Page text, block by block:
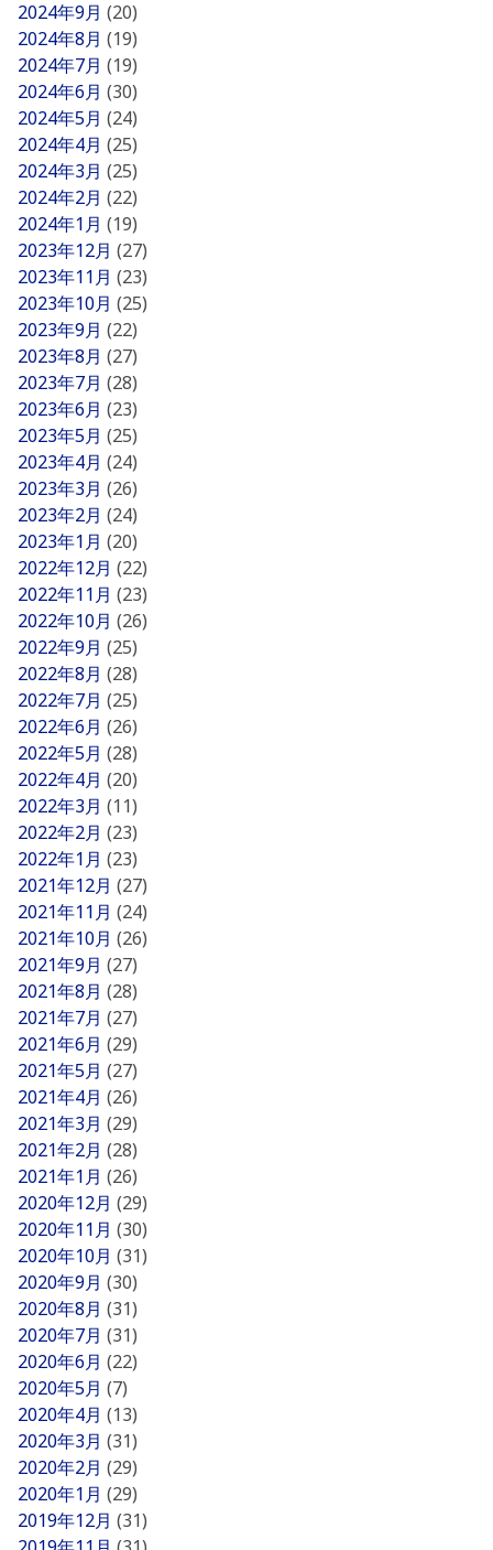
2024年9月 (20)
2024年8月 (19)
2024年7月 (19)
2024年6月 (30)
2024年5月 (24)
2024年4月 (25)
2024年3月 (25)
2024年2月 (22)
2024年1月 (19)
2023年12月 (27)
2023年11月 (23)
2023年10月 (25)
2023年9月 (22)
2023年8月 (27)
2023年7月 (28)
2023年6月 (23)
2023年5月 (25)
2023年4月 (24)
2023年3月 (26)
2023年2月 (24)
2023年1月 (20)
2022年12月 (22)
2022年11月 (23)
2022年10月 (26)
2022年9月 (25)
2022年8月 (28)
2022年7月 (25)
2022年6月 (26)
2022年5月 (28)
2022年4月 (20)
2022年3月 (11)
2022年2月 (23)
2022年1月 (23)
2021年12月 (27)
2021年11月 (24)
2021年10月 (26)
2021年9月 (27)
2021年8月 (28)
2021年7月 (27)
2021年6月 (29)
2021年5月 (27)
2021年4月 (26)
2021年3月 (29)
2021年2月 (28)
2021年1月 (26)
2020年12月 (29)
2020年11月 (30)
2020年10月 (31)
2020年9月 (30)
2020年8月 (31)
2020年7月 (31)
2020年6月 (22)
2020年5月 (7)
2020年4月 (13)
2020年3月 (31)
2020年2月 (29)
2020年1月 (29)
2019年12月 (31)